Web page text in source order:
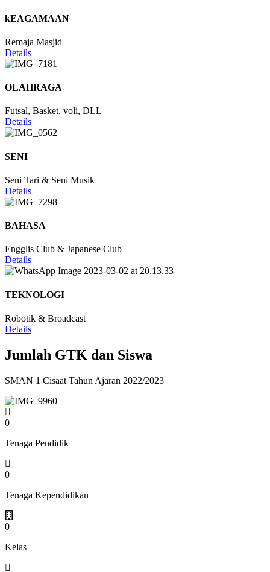
kEAGAMAAN
Remaja Masjid
Details
OLAHRAGA
Futsal, Basket, voli, DLL
Details
SENI
Seni Tari & Seni Musik
Details
BAHASA
Engglis Club & Japanese Club
Details
TEKNOLOGI
Robotik & Broadcast
Details
Jumlah GTK dan Siswa
SMAN 1 Cisaat Tahun Ajaran 2022/2023
0
Tenaga Pendidik
0
Tenaga Kependidikan
0
Kelas